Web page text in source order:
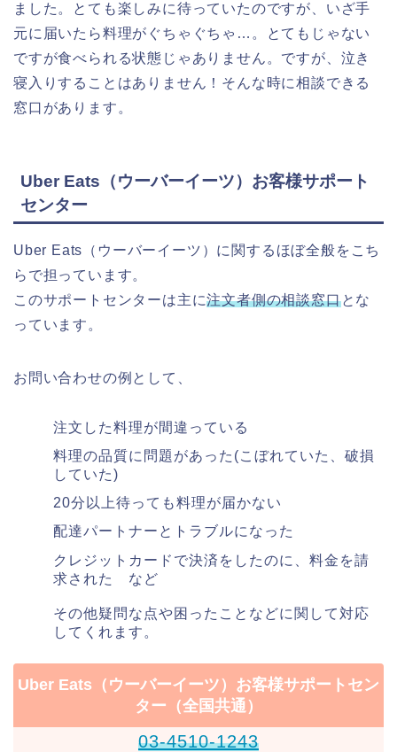
ました。とても楽しみに待っていたのですが、いざ手
元に届いたら料理がぐちゃぐちゃ…。とてもじゃない
ですが食べられる状態じゃありません。ですが、泣き
寝入りすることはありません！そんな時に相談できる
窓口があります。
Uber Eats（ウーバーイーツ）お客様サポート
センター
Uber Eats（ウーバーイーツ）に関するほぼ全般をこち
らで担っています。
このサポートセンターは主に注文者側の相談窓口とな
っています。
お問い合わせの例として、
注文した料理が間違っている
料理の品質に問題があった(こぼれていた、破損
していた)
20分以上待っても料理が届かない
配達パートナーとトラブルになった
クレジットカードで決済をしたのに、料金を請
求された など
その他疑問な点や困ったことなどに関して対応
してくれます。
Uber Eats（ウーバーイーツ）お客様サポートセン
ター（全国共通）
03-4510-1243